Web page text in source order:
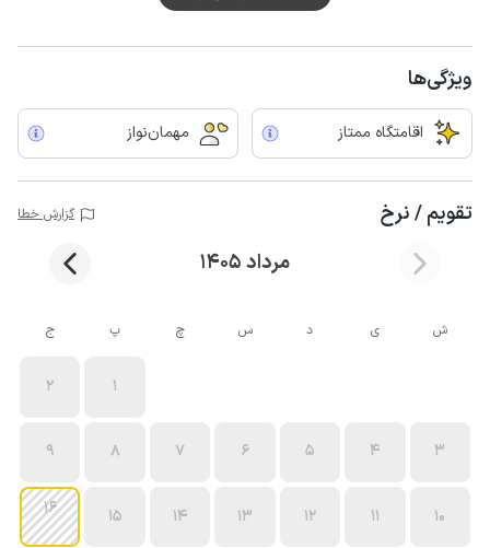
ویژگی‌ها
اقامتگاه ممتاز مهمان‌نواز
تقویم / نرخ گزارش خطا
مرداد 1405
ش ی د س چ پ ج
1
2
3
4
5
6
7
8
9
10
11
12
13
14
15
16